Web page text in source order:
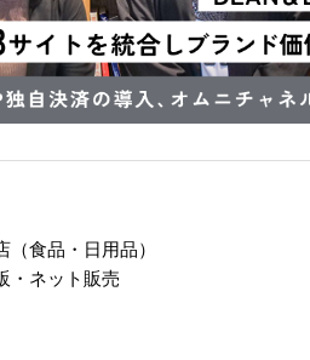
食品・日用品）
・ネット販売